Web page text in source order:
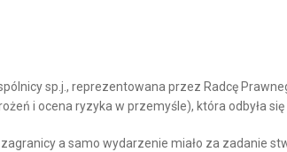
sp.j., reprezentowana przez Radcę
i ocena ryzyka w przemyśle), która odbyła
nicy a samo wydarzenie miało za zadanie